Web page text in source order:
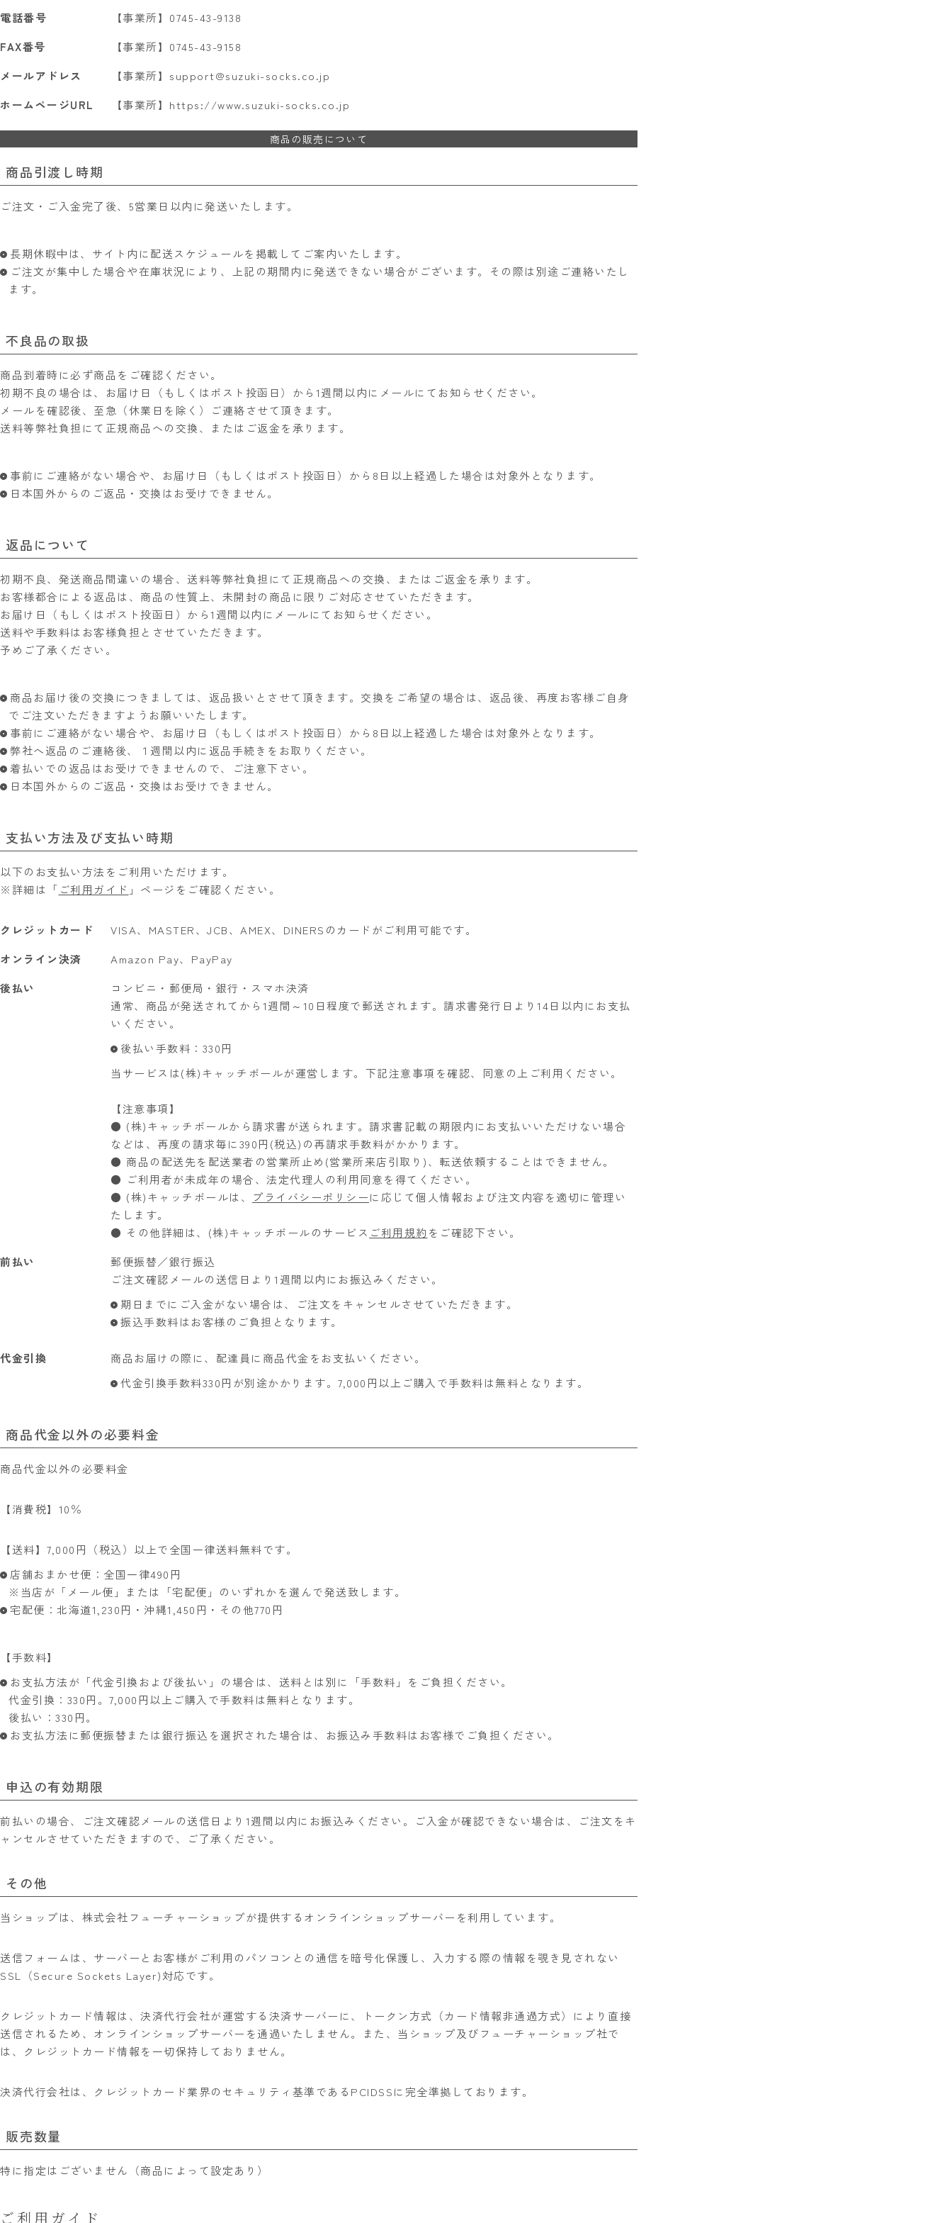
電話番号
【事業所】0745-43-9138
FAX番号
【事業所】0745-43-9158
メールアドレス
【事業所】support@suzuki-socks.co.jp
ホームページURL
【事業所】https://www.suzuki-socks.co.jp
商品の販売について
商品引渡し時期
ご注文・ご入金完了後、5営業日以内に発送いたします。
長期休暇中は、サイト内に配送スケジュールを掲載してご案内いたします。
ご注文が集中した場合や在庫状況により、上記の期間内に発送できない場合がございます。その際は別途ご連絡いたし
ます。
不良品の取扱
商品到着時に必ず商品をご確認ください。
初期不良の場合は、お届け日（もしくはポスト投函日）から1週間以内にメールにてお知らせください。
メールを確認後、至急（休業日を除く）ご連絡させて頂きます。
送料等弊社負担にて正規商品への交換、またはご返金を承ります。
事前にご連絡がない場合や、お届け日（もしくはポスト投函日）から8日以上経過した場合は対象外となります。
日本国外からのご返品・交換はお受けできません。
返品について
初期不良、発送商品間違いの場合、送料等弊社負担にて正規商品への交換、またはご返金を承ります。
お客様都合による返品は、商品の性質上、未開封の商品に限りご対応させていただきます。
お届け日（もしくはポスト投函日）から1週間以内にメールにてお知らせください。
送料や手数料はお客様負担とさせていただきます。
予めご了承ください。
商品お届け後の交換につきましては、返品扱いとさせて頂きます。交換をご希望の場合は、返品後、再度お客様ご自身
でご注文いただきますようお願いいたします。
事前にご連絡がない場合や、お届け日（もしくはポスト投函日）から8日以上経過した場合は対象外となります。
弊社へ返品のご連絡後、１週間以内に返品手続きをお取りください。
着払いでの返品はお受けできませんので、ご注意下さい。
日本国外からのご返品・交換はお受けできません。
支払い方法及び支払い時期
以下のお支払い方法をご利用いただけます。
※詳細は「 ご利用ガイド 」ページをご確認ください。
クレジットカード
VISA、MASTER、JCB、AMEX、DINERSのカードがご利用可能です。
オンライン決済
Amazon Pay、PayPay
後払い
コンビニ・郵便局・銀行・スマホ決済
通常、商品が発送されてから1週間～10日程度で郵送されます。請求書発行日より14日以内にお支払
いください。
後払い手数料：330円
当サービスは(株)キャッチボールが運営します。下記注意事項を確認、同意の上ご利用ください。
【注意事項】
● (株)キャッチボールから請求書が送られます。請求書記載の期限内にお支払いいただけない場合
などは、再度の請求毎に390円(税込)の再請求手数料がかかります。
● 商品の配送先を配送業者の営業所止め(営業所来店引取り)、転送依頼することはできません。
● ご利用者が未成年の場合、法定代理人の利用同意を得てください。
● (株)キャッチボールは、 プライバシーポリシーに応じて個人情報および注文内容を適切に管理い
たします。
● その他詳細は、(株)キャッチボールのサービス ご利用規約 をご確認下さい。
前払い
郵便振替／銀行振込
ご注文確認メールの送信日より1週間以内にお振込みください。
期日までにご入金がない場合は、ご注文をキャンセルさせていただきます。
振込手数料はお客様のご負担となります。
代金引換
商品お届けの際に、配達員に商品代金をお支払いください。
代金引換手数料330円が別途かかります。7,000円以上ご購入で手数料は無料となります。
商品代金以外の必要料金
商品代金以外の必要料金
【消費税】10％
【送料】7,000円（税込）以上で全国一律送料無料です。
店舗おまかせ便：全国一律490円
※当店が「メール便」または「宅配便」のいずれかを選んで発送致します。
宅配便：北海道1,230円・沖縄1,450円・その他770円
【手数料】
お支払方法が「代金引換および後払い」の場合は、送料とは別に「手数料」をご負担ください。
代金引換：330円。7,000円以上ご購入で手数料は無料となります。
後払い：330円。
お支払方法に郵便振替または銀行振込を選択された場合は、お振込み手数料はお客様でご負担ください。
申込の有効期限
前払いの場合、ご注文確認メールの送信日より1週間以内にお振込みください。ご入金が確認できない場合は、ご注文をキ
ャンセルさせていただきますので、ご了承ください。
その他
当ショップは、株式会社フューチャーショップが提供するオンラインショップサーバーを利用しています。
送信フォームは、サーバーとお客様がご利用のパソコンとの通信を暗号化保護し、入力する際の情報を覗き見されない
SSL（Secure Sockets Layer)対応です。
クレジットカード情報は、決済代行会社が運営する決済サーバーに、トークン方式（カード情報非通過方式）により直接
送信されるため、オンラインショップサーバーを通過いたしません。また、当ショップ及びフューチャーショップ社で
は、クレジットカード情報を一切保持しておりません。
決済代行会社は、クレジットカード業界のセキュリティ基準であるPCIDSSに完全準拠しております。
販売数量
特に指定はございません（商品によって設定あり）
ご利用ガイド